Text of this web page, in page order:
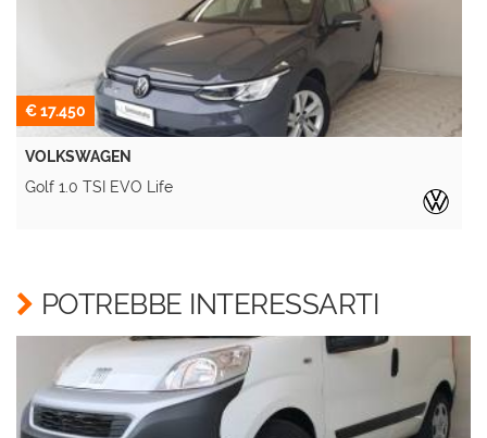
€ 17.450
VOLKSWAGEN
Golf 1.0 TSI EVO Life
POTREBBE INTERESSARTI